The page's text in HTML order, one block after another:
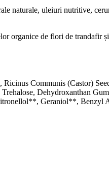
naturale, uleiuri nutritive,
organice de flori de trandafir
Communis (Castor)
Dehydroxanthan
Geraniol**,